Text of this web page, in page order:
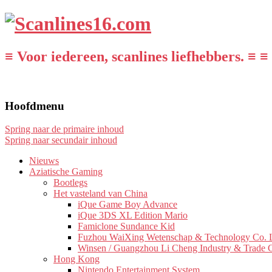
≡ Voor iedereen, scanlines liefhebbers. ≡ ≡
Hoofdmenu
Spring naar de primaire inhoud
Spring naar secundair inhoud
Nieuws
Aziatische Gaming
Bootlegs
Het vasteland van China
iQue Game Boy Advance
iQue 3DS XL Edition Mario
Famiclone Sundance Kid
Fuzhou WaiXing Wetenschap & Technology Co.
Winsen / Guangzhou Li Cheng Industry & Trade
Hong Kong